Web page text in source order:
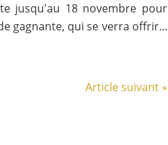
jusqu'au 18 novembre pour
gagnante, qui se verra offrir...
Article suivant »